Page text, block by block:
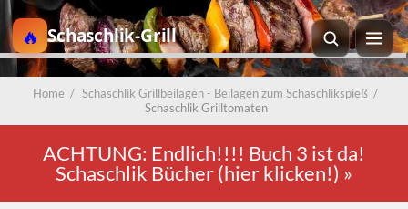
Schaschlik-Grill
Home / Schaschlik Grillbeilagen - Beilagen zum Schaschlikspieß/
Schaschlik Grilltomaten
ACHTUNG: Endlich!!!! Buch 3 ist da!
Schaschlik Bücher (hier klicken!) »